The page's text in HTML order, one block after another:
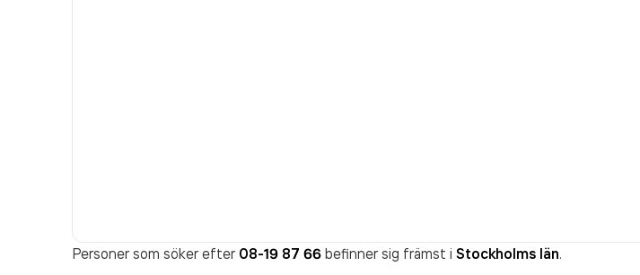
Personer som söker efter 08-19 87 66 befinner sig främst i Stockholms län.